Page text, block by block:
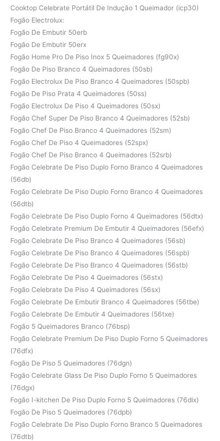
Cooktop Celebrate Portátil De Indução 1 Queimador (icp30)
Fogão Electrolux:
Fogão De Embutir 50erb
Fogão De Embutir 50erx
Fogão Home Pro De Piso Inox 5 Queimadores (fg90x)
Fogão De Piso Branco 4 Queimadores (50sb)
Fogão Electrolux De Piso Branco 4 Queimadores (50spb)
Fogão De Piso Prata 4 Queimadores (50ss)
Fogão Electrolux De Piso 4 Queimadores (50sx)
Fogão Chef Super De Piso Branco 4 Queimadores (52sb)
Fogão Chef De Piso Branco 4 Queimadores (52sm)
Fogão Chef De Piso 4 Queimadores (52spx)
Fogão Chef De Piso Branco 4 Queimadores (52srb)
Fogão Celebrate De Piso Duplo Forno Branco 4 Queimadores
(56db)
Fogão Celebrate De Piso Duplo Forno Branco 4 Queimadores
(56dtb)
Fogão Celebrate De Piso Duplo Forno 4 Queimadores (56dtx)
Fogão Celebrate Premium De Embutir 4 Queimadores (56efx)
Fogão Celebrate De Piso Branco 4 Queimadores (56sb)
Fogão Celebrate De Piso Branco 4 Queimadores (56spb)
Fogão Celebrate De Piso Branco 4 Queimadores (56stb)
Fogão Celebrate De Piso 4 Queimadores (56stx)
Fogão Celebrate De Piso 4 Queimadores (56sx)
Fogão Celebrate De Embutir Branco 4 Queimadores (56tbe)
Fogão Celebrate De Embutir 4 Queimadores (56txe)
Fogão 5 Queimadores Branco (76bsp)
Fogão Celebrate Premium De Piso Duplo Forno 5 Queimadores
(76dfx)
Fogão De Piso 5 Queimadores (76dgn)
Fogão Celebrate Glass De Piso Duplo Forno 5 Queimadores
(76dgx)
Fogão I-kitchen De Piso Duplo Forno 5 Queimadores (76dix)
Fogão De Piso 5 Queimadores (76dpb)
Fogão Celebrate De Piso Duplo Forno Branco 5 Queimadores
(76dtb)